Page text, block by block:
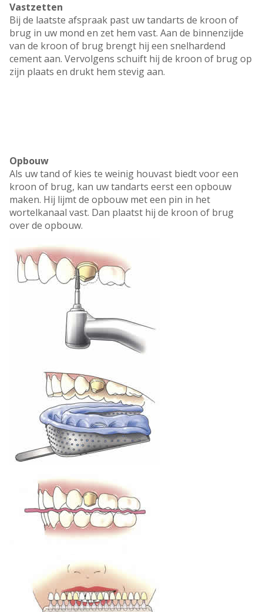
Vastzetten
Bij de laatste afspraak past uw tandarts de kroon of
brug in uw mond en zet hem vast. Aan de binnenzijde
van de kroon of brug brengt hij een snelhardend
cement aan. Vervolgens schuift hij de kroon of brug op
zijn plaats en drukt hem stevig aan.
Opbouw
Als uw tand of kies te weinig houvast biedt voor een
kroon of brug, kan uw tandarts eerst een opbouw
maken. Hij lijmt de opbouw met een pin in het
wortelkanaal vast. Dan plaatst hij de kroon of brug
over de opbouw.